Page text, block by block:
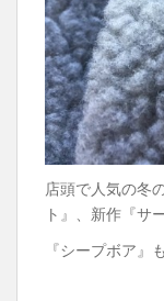
店頭で人気の冬
ト』、新作『サ
『シープボア』